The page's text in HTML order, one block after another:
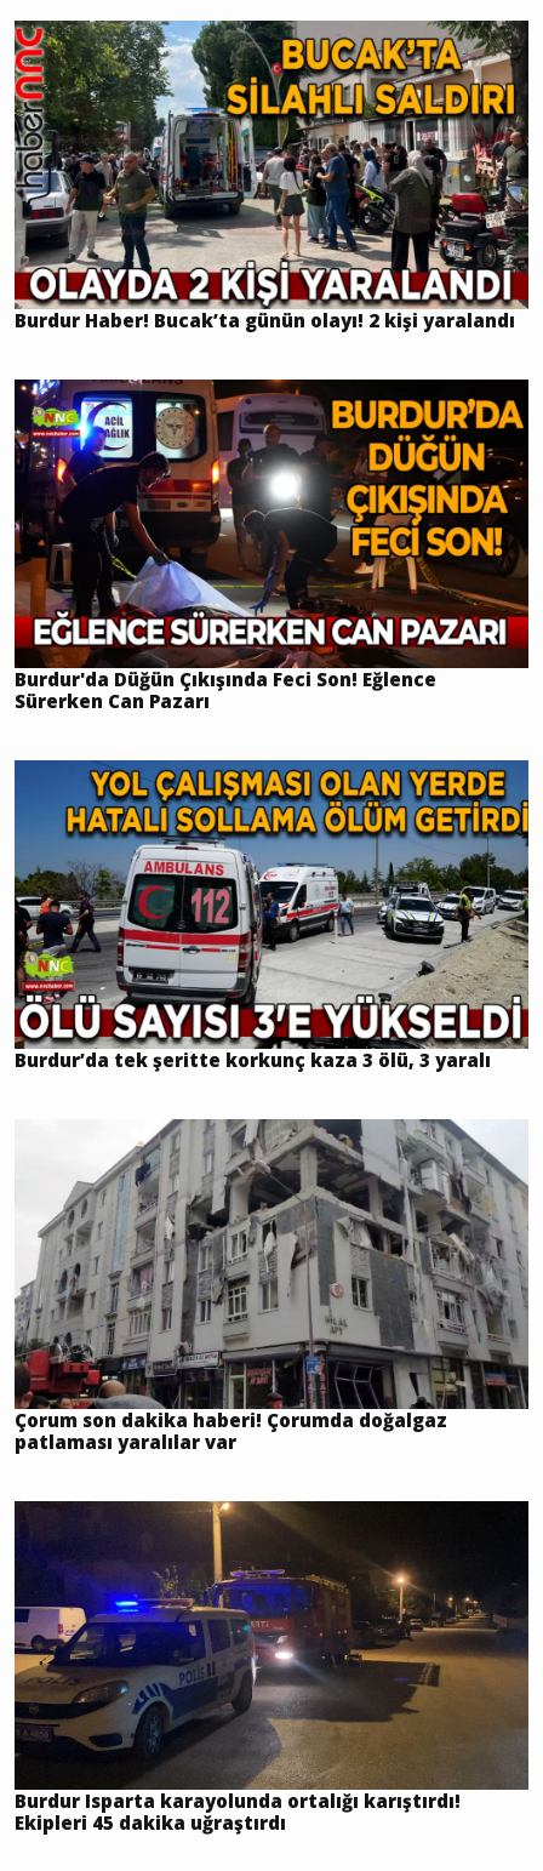
Burdur Haber! Bucak’ta günün olayı! 2 kişi yaralandı
Burdur'da Düğün Çıkışında Feci Son! Eğlence
Sürerken Can Pazarı
Burdur’da tek şeritte korkunç kaza 3 ölü, 3 yaralı
Çorum son dakika haberi! Çorumda doğalgaz
patlaması yaralılar var
Burdur Isparta karayolunda ortalığı karıştırdı!
Ekipleri 45 dakika uğraştırdı